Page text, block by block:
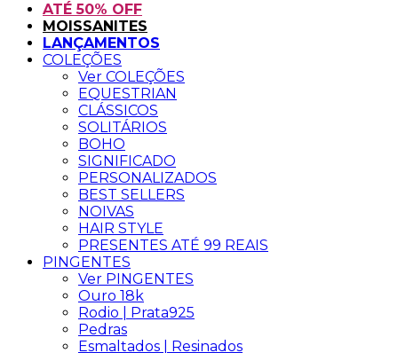
ATÉ 50% OFF
MOISSANITES
LANÇAMENTOS
COLEÇÕES
Ver COLEÇÕES
EQUESTRIAN
CLÁSSICOS
SOLITÁRIOS
BOHO
SIGNIFICADO
PERSONALIZADOS
BEST SELLERS
NOIVAS
HAIR STYLE
PRESENTES ATÉ 99 REAIS
PINGENTES
Ver PINGENTES
Ouro 18k
Rodio | Prata925
Pedras
Esmaltados | Resinados